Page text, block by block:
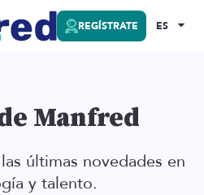
REGÍSTRATE ES
Manfred
últimas novedades en
y talento.